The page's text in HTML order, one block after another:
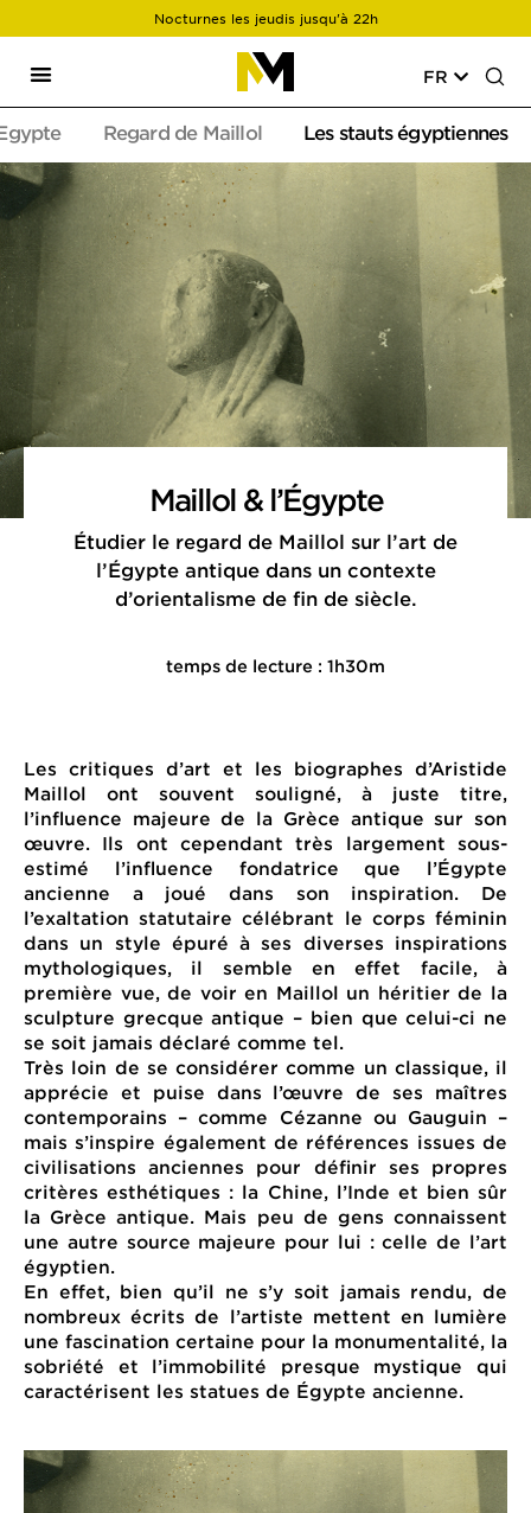
Nocturnes les jeudis jusqu'à 22h
FR
Regard de Maillol Les stauts égyptiennes
Maillol & l’Égypte
Étudier le regard de Maillol sur l’art de
l’Égypte antique dans un contexte
d’orientalisme de fin de siècle.
temps de lecture : 1h30m
Les critiques d’art et les biographes d’Aristide
Maillol ont souvent souligné, à juste titre,
l’influence majeure de la Grèce antique sur son
œuvre. Ils ont cependant très largement sous-
estimé l’influence fondatrice que l’Égypte
ancienne a joué dans son inspiration. De
l’exaltation statutaire célébrant le corps féminin
dans un style épuré à ses diverses inspirations
mythologiques, il semble en effet facile, à
première vue, de voir en Maillol un héritier de la
sculpture grecque antique – bien que celui-ci ne
se soit jamais déclaré comme tel.
Très loin de se considérer comme un classique, il
apprécie et puise dans l’œuvre de ses maîtres
contemporains – comme Cézanne ou Gauguin –
mais s’inspire également de références issues de
civilisations anciennes pour définir ses propres
critères esthétiques : la Chine, l’Inde et bien sûr
la Grèce antique. Mais peu de gens connaissent
une autre source majeure pour lui : celle de l’art
égyptien.
En effet, bien qu’il ne s’y soit jamais rendu, de
nombreux écrits de l’artiste mettent en lumière
une fascination certaine pour la monumentalité, la
sobriété et l’immobilité presque mystique qui
caractérisent les statues de Égypte ancienne.